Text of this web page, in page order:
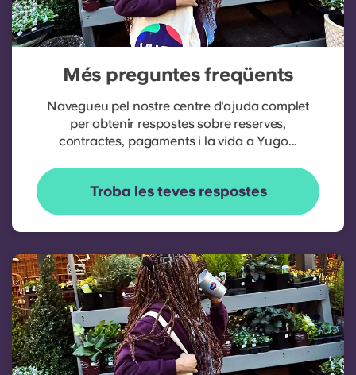
Més preguntes freqüents
Navegueu pel nostre centre d'ajuda complet
per obtenir respostes sobre reserves,
contractes, pagaments i la vida a Yugo...
Troba les teves respostes